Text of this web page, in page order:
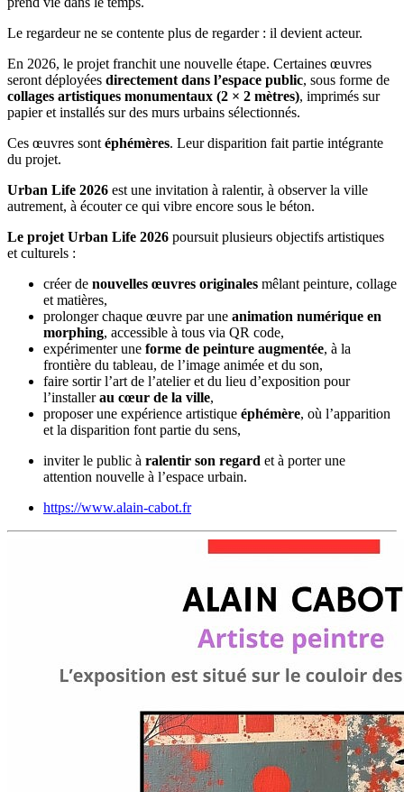
Le regardeur ne se contente plus de regarder : il devient acteur.
En 2026, le projet franchit une nouvelle étape. Certaines œuvres
seront déployées directement dans l’espace public, sous forme de
collages artistiques monumentaux (2 × 2 mètres), imprimés sur
papier et installés sur des murs urbains sélectionnés.
Ces œuvres sont éphémères. Leur disparition fait partie intégrante
du projet.
Urban Life 2026 est une invitation à ralentir, à observer la ville
autrement, à écouter ce qui vibre encore sous le béton.
Le projet Urban Life 2026 poursuit plusieurs objectifs artistiques
et culturels :
créer de nouvelles œuvres originales mêlant peinture, collage
et matières,
prolonger chaque œuvre par une animation numérique en
morphing, accessible à tous via QR code,
expérimenter une forme de peinture augmentée, à la
frontière du tableau, de l’image animée et du son,
faire sortir l’art de l’atelier et du lieu d’exposition pour
l’installerau cœur de la ville,
proposer une expérience artistique éphémère, où l’apparition
et la disparition font partie du sens,
inviter le public à ralentir son regard et à porter une
attention nouvelle à l’espace urbain.
https://www.alain-cabot.fr